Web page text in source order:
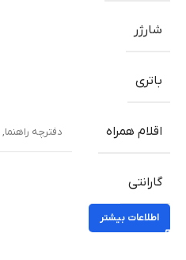
شارژر
باتری
اقلام همراه دفترچه راهنما,
گارانتی
اطلاعات بیشتر